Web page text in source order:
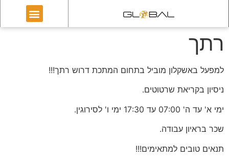
רתך
למפעל באשקלון מוביל בתחום המתכת דרוש רתך!!!
ניסיון בקריאת שרטוטים.
ימי א' עד ה' 07:00 עד 17:30 ימי ו' לסירוגין.
שכר בראיון עבודה.
תנאים טובים למתאימים!!!